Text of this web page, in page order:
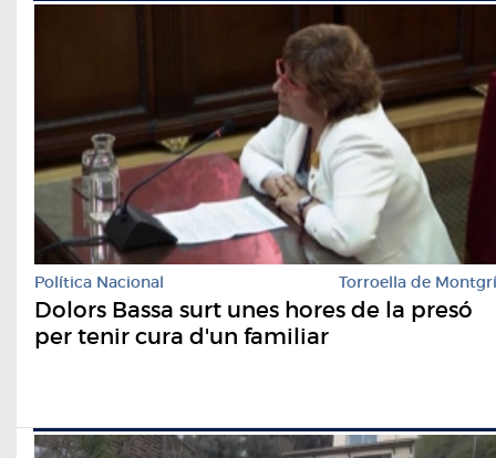
Política Nacional Torroella de Montgrí
Dolors Bassa surt unes hores de la presó
per tenir cura d'un familiar